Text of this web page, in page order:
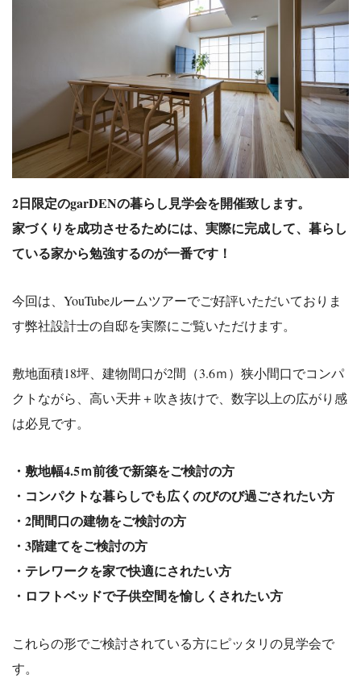
2日限定のgarDENの暮らし見学会を開催致します。
家づくりを成功させるためには、実際に完成して、暮らし
ている家から勉強するのが一番です！
今回は、YouTubeルームツアーでご好評いただいておりま
す弊社設計士の自邸を実際にご覧いただけます。
敷地面積18坪、建物間口が2間（3.6ｍ）狭小間口でコンパ
ク トながら、高い天井＋吹き抜けで、数字以上の広がり感
は必見です。
・敷地幅4.5ｍ前後で新築をご検討の方
・コンパクトな暮らしでも広くのびのび過ごされたい方
・2間間口の建物をご検討の方
・3階建てをご検討の方
・テレワークを家で快適にされたい方
・ロフトベッドで子供空間を愉しくされたい方
これらの形でご検討されている方にピッタリの見学会で
す。